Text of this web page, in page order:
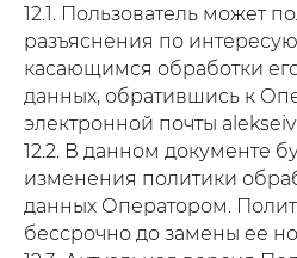
12.1. Пользователь может
разъяснения по
касающимся обработки
данных, обратившись к
электронной почты
12.2. В данном документе
изменения политики
данных Оператором.
бессрочно до замены ее